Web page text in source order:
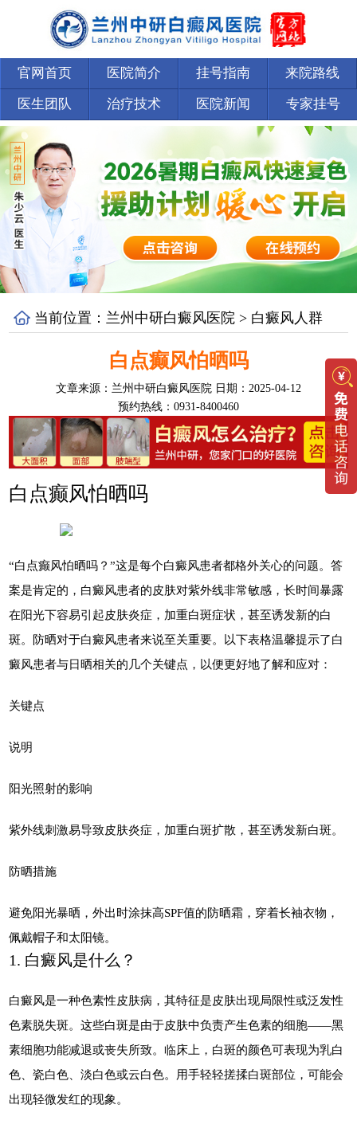
官网首页 医院简介 挂号指南 来院路线
医生团队 治疗技术 医院新闻 专家挂号
当前位置： 兰州中研白癜风医院 > 白癜风人群
白点癫风怕晒吗
文章来源： 兰州中研白癜风医院 日期：2025-04-12
预约热线：0931-8400460
白点癫风怕晒吗
“白点癫风怕晒吗？”这是每个白癜风患者都格外关心的问题。答
案是肯定的，白癜风患者的皮肤对紫外线非常敏感，长时间暴露
在阳光下容易引起皮肤炎症，加重白斑症状，甚至诱发新的白
斑。防晒对于白癜风患者来说至关重要。以下表格温馨提示了白
癜风患者与日晒相关的几个关键点，以便更好地了解和应对：
关键点
说明
阳光照射的影响
紫外线刺激易导致皮肤炎症，加重白斑扩散，甚至诱发新白斑。
防晒措施
避免阳光暴晒，外出时涂抹高SPF值的防晒霜，穿着长袖衣物，
佩戴帽子和太阳镜。
1. 白癜风是什么？
白癜风是一种色素性皮肤病，其特征是皮肤出现局限性或泛发性
色素脱失斑。这些白斑是由于皮肤中负责产生色素的细胞——黑
素细胞功能减退或丧失所致。临床上，白斑的颜色可表现为乳白
色、瓷白色、淡白色或云白色。用手轻轻搓揉白斑部位，可能会
出现轻微发红的现象。